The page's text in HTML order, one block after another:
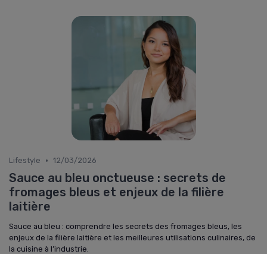
Lifestyle • 12/03/2026
Sauce au bleu onctueuse : secrets de
fromages bleus et enjeux de la filière
laitière
Sauce au bleu : comprendre les secrets des fromages bleus, les
enjeux de la filière laitière et les meilleures utilisations culinaires, de
la cuisine à l’industrie.